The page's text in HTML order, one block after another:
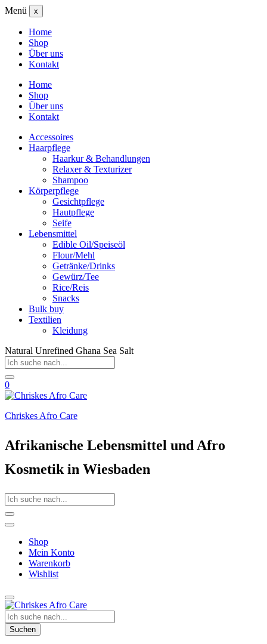
Menü x
Home
Shop
Über uns
Kontakt
Home
Shop
Über uns
Kontakt
Accessoires
Haarpflege
Haarkur & Behandlungen
Relaxer & Texturizer
Shampoo
Körperpflege
Gesichtpflege
Hautpflege
Seife
Lebensmittel
Edible Oil/Speiseöl
Flour/Mehl
Getränke/Drinks
Gewürz/Tee
Rice/Reis
Snacks
Bulk buy
Textilien
Kleidung
Natural Unrefined Ghana Sea Salt
0
Chriskes Afro Care
Afrikanische Lebensmittel und Afro
Kosmetik in Wiesbaden
Shop
Mein Konto
Warenkorb
Wishlist
Suchen